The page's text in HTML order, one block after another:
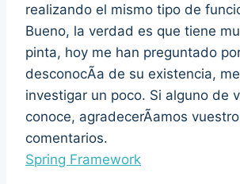
realizando el mismo tipo de
Bueno, la verdad es que tiene
pinta, hoy me han preguntado
desconocÃ­a de su existencia,
investigar un poco. Si alguno de
conoce, agradecerÃ­amos
comentarios.
Spring Framework